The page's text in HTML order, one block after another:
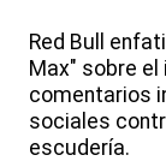
Red Bull
Max" sobre el
comentarios
sociales
escudería.